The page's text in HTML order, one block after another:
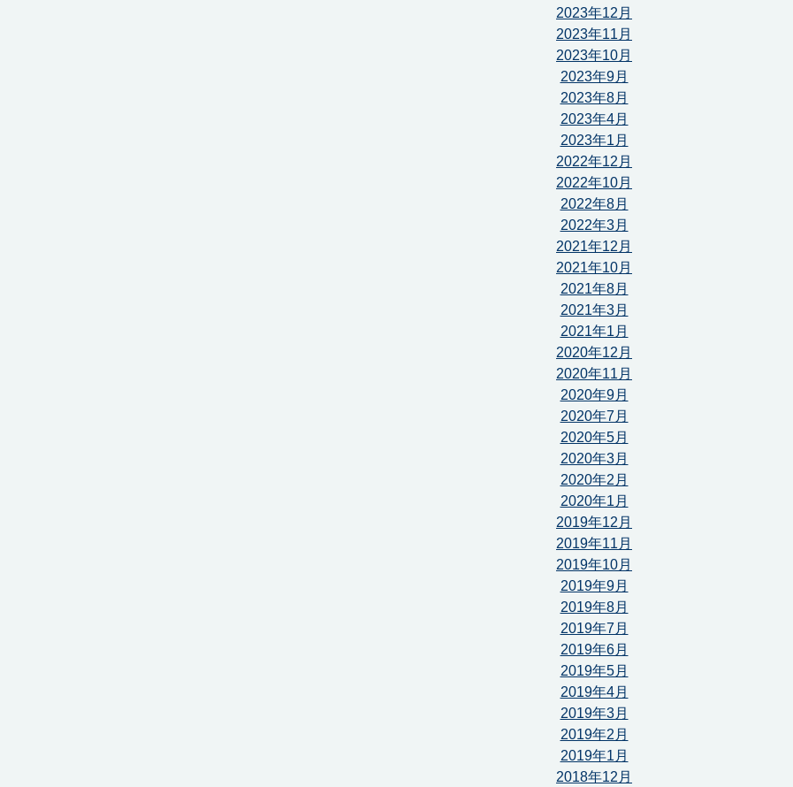
2023年12月
2023年11月
2023年10月
2023年9月
2023年8月
2023年4月
2023年1月
2022年12月
2022年10月
2022年8月
2022年3月
2021年12月
2021年10月
2021年8月
2021年3月
2021年1月
2020年12月
2020年11月
2020年9月
2020年7月
2020年5月
2020年3月
2020年2月
2020年1月
2019年12月
2019年11月
2019年10月
2019年9月
2019年8月
2019年7月
2019年6月
2019年5月
2019年4月
2019年3月
2019年2月
2019年1月
2018年12月